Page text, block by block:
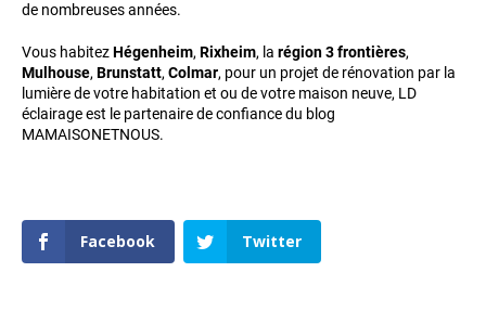
de nombreuses années.
Vous habitezHégenheim,Rixheim, la région 3 frontières,
Mulhouse,Brunstatt,Colmar, pour un projet de rénovation par la
lumière de votre habitation et ou de votre maison neuve, LD
éclairage est le partenaire de confiance du blog
MAMAISONETNOUS.
Facebook Twitter